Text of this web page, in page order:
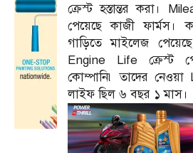
ক্রেস্ট হস্তান্তর করা।
পেয়েছে কাজী ফার্মস।
গাড়িতে মাইলেজ
Engine Life ক্রেস্ট
কোম্পানি৷ তাদের
লাইফ ছিল ৬ বছর ১ মাস।